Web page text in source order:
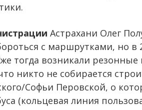
Астрахани Олег
с маршрутками, но в
тогда возникали
никто не собирается
Софьи Перовской, о
(кольцевая линия